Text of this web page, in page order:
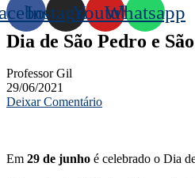
InstagramYoutubeWhatsapp
Dia de São Pedro e
Professor Gil
29/06/2021
Deixar Comentário
Em 29 de junho é celebrado o Dia